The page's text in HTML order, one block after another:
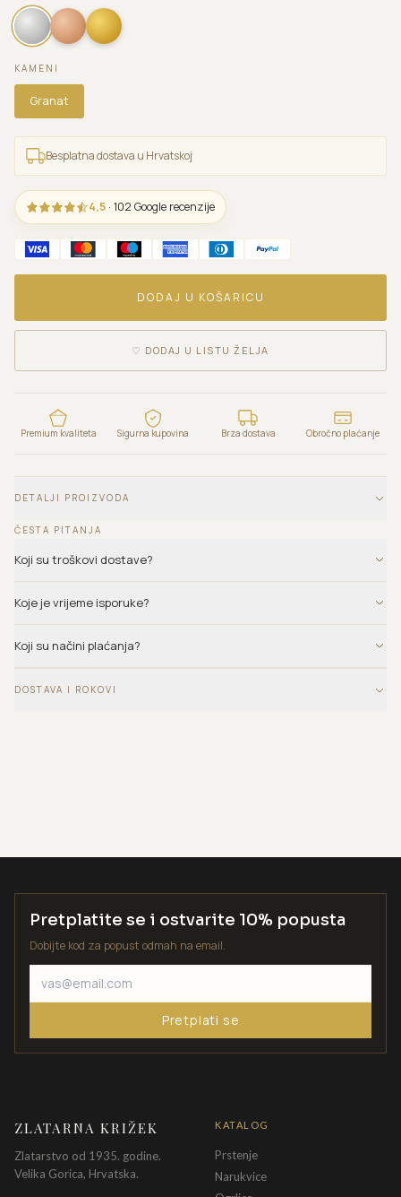
KAMENI
Granat
Besplatna dostava u Hrvatskoj
4,5 · 102 Google recenzije
DODAJ U KOŠARICU
♡ DODAJ U LISTU ŽELJA
Premium kvaliteta Sigurna kupovina Brza dostava Obročno plaćanje
DETALJI PROIZVODA
ČESTA PITANJA
Koji su troškovi dostave?
Koje je vrijeme isporuke?
Koji su načini plaćanja?
DOSTAVA I ROKOVI
Pretplatite se i ostvarite 10% popusta
Dobijte kod za popust odmah na email.
Pretplati se
ZLATARNA KRIŽEK
Zlatarstvo od 1935. godine.
Velika Gorica, Hrvatska.
KATALOG
Prstenje
Narukvice